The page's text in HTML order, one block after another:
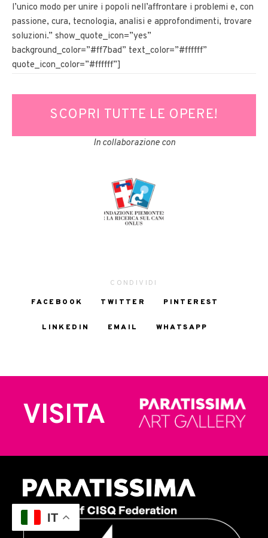
l’unico modo per unire i popoli nell’affrontare i problemi e, con
passione, cura, tecnologia, analisi e approfondimenti, trovare
soluzioni.” show_quote_icon=”yes”
background_color=”#ff7bad” text_color=”#ffffff”
quote_icon_color=”#ffffff”]
SCOPRI TUTTE LE OPERE!
In collaborazione con
CONDIVIDI
FACEBOOK
TWITTER PINTEREST
LINKEDIN EMAIL WHATSAPP
VISITA
IT